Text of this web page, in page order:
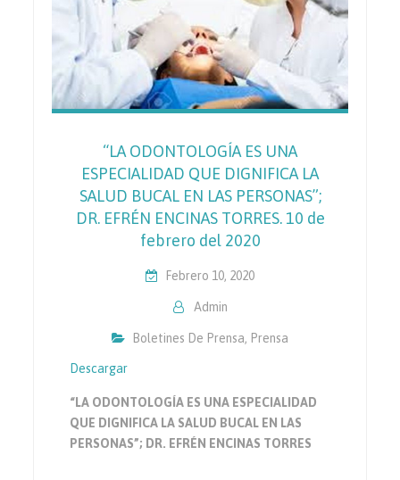
“LA ODONTOLOGÍA ES UNA
ESPECIALIDAD QUE DIGNIFICA LA
SALUD BUCAL EN LAS PERSONAS”;
DR. EFRÉN ENCINAS TORRES. 10 de
febrero del 2020
Febrero 10, 2020
Admin
Boletines De Prensa, Prensa
Descargar
“LA ODONTOLOGÍA ES UNA ESPECIALIDAD
QUE DIGNIFICA LA SALUD BUCAL EN LAS
PERSONAS”; DR. EFRÉN ENCINAS TORRES